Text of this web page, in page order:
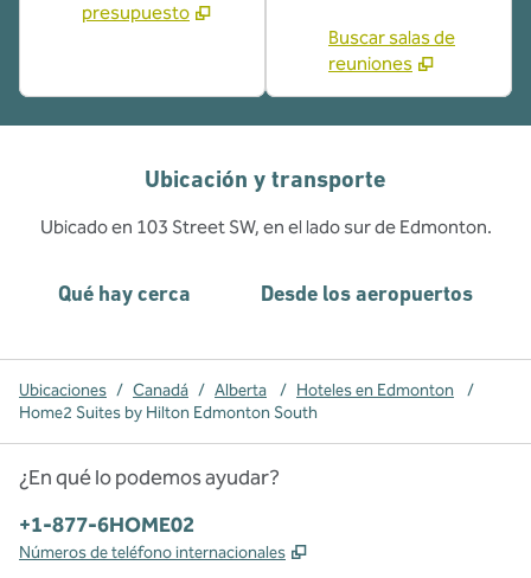
presupuesto
Buscar salas de
reuniones
Ubicación y transporte
Ubicado en 103 Street SW, en el lado sur de Edmonton.
Qué hay cerca Desde los aeropuertos
Ubicaciones / Canadá / Alberta / Hoteles en Edmonton
/
Home2 Suites by Hilton Edmonton South
¿En qué lo podemos ayudar?
Teléfono:
+1-877-6HOME02
Números de teléfono internacionales ,